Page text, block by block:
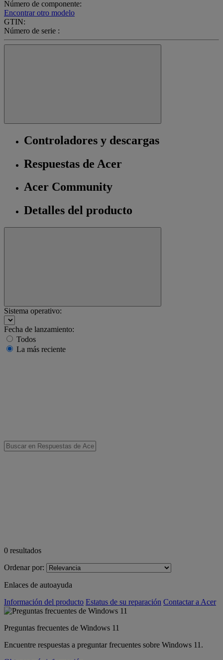
Número de componente:
Encontrar otro modelo
GTIN:
Número de serie :
Controladores y descargas
Respuestas de Acer
Acer Community
Detalles del producto
Sistema operativo:
Fecha de lanzamiento:
Todos
La más reciente
0 resultados
Ordenar por:
Enlaces de autoayuda
Información del producto Estatus de su reparación Contactar a Acer
Preguntas frecuentes de Windows 11
Encuentre respuestas a preguntar frecuentes sobre Windows 11.